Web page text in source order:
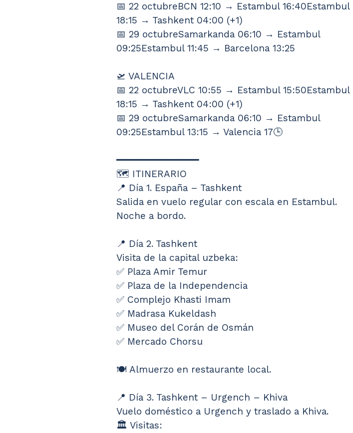
📅 22 octubreBCN 12:10 → Estambul 16:40Estambul
18:15 → Tashkent 04:00 (+1)
📅 29 octubreSamarkanda 06:10 → Estambul
09:25Estambul 11:45 → Barcelona 13:25
🛫 VALENCIA
📅 22 octubreVLC 10:55 → Estambul 15:50Estambul
18:15 → Tashkent 04:00 (+1)
📅 29 octubreSamarkanda 06:10 → Estambul
09:25Estambul 13:15 → Valencia 17🕒
━━━━━━━━━━━━━━━
🗺️ ITINERARIO
📍 Día 1. España – Tashkent
Salida en vuelo regular con escala en Estambul.
Noche a bordo.
📍 Día 2. Tashkent
Visita de la capital uzbeka:
✅ Plaza Amir Temur
✅ Plaza de la Independencia
✅ Complejo Khasti Imam
✅ Madrasa Kukeldash
✅ Museo del Corán de Osmán
✅ Mercado Chorsu
🍽️ Almuerzo en restaurante local.
📍 Día 3. Tashkent – Urgench – Khiva
Vuelo doméstico a Urgench y traslado a Khiva.
🏛️ Visitas: